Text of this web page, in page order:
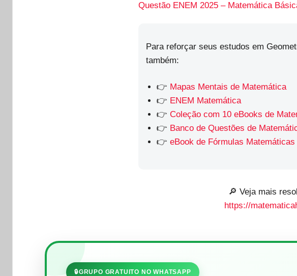
Questão ENEM 2025 – Matemática
Para reforçar seus estudos em
também:
👉 Mapas Mentais de Matemática
👉 ENEM Matemática
👉Coleção com 10 eBooks de
👉 Banco de Questões de
👉eBook de Fórmulas
🔎 Veja mais
https://
🔒GRUPO GRATUITO NO WHATSAPP